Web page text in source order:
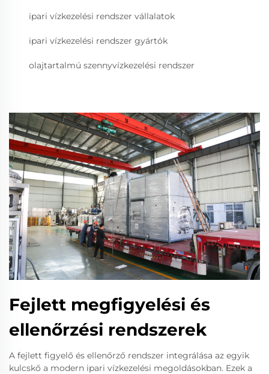
ipari vízkezelési rendszer vállalatok
ipari vízkezelési rendszer gyártók
olajtartalmú szennyvízkezelési rendszer
Fejlett megfigyelési és
ellenőrzési rendszerek
A fejlett figyelő és ellenőrző rendszer integrálása az egyik
kulcskő a modern ipari vízkezelési megoldásokban. Ezek a